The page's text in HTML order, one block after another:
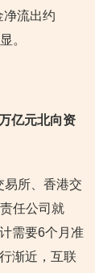
净流出约
。
亿元北向资
易所、香港交
任公司就
需要6个月准
渐近，互联